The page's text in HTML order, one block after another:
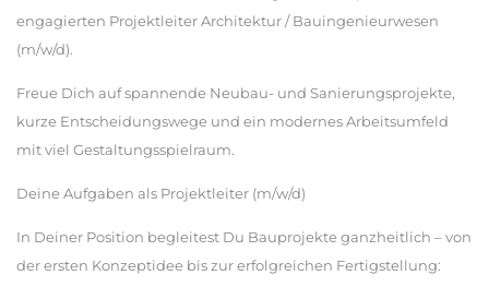
engagierten Projektleiter Architektur / Bauingenieurwesen
(m/w/d).
Freue Dich auf spannende Neubau- und Sanierungsprojekte,
kurze Entscheidungswege und ein modernes Arbeitsumfeld
mit viel Gestaltungsspielraum.
Deine Aufgaben als Projektleiter (m/w/d)
In Deiner Position begleitest Du Bauprojekte ganzheitlich – von
der ersten Konzeptidee bis zur erfolgreichen Fertigstellung: